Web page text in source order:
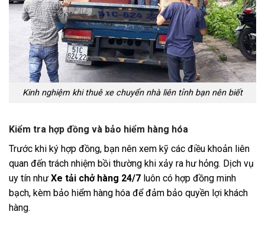
Kinh nghiệm khi thuê xe chuyển nhà liên tỉnh bạn nên biết
Kiểm tra hợp đồng và bảo hiểm hàng hóa
Trước khi ký hợp đồng, bạn nên xem kỹ các điều khoản liên
quan đến trách nhiệm bồi thường khi xảy ra hư hỏng. Dịch vụ
uy tín như Xe tải chở hàng 24/7 luôn có hợp đồng minh
bạch, kèm bảo hiểm hàng hóa để đảm bảo quyền lợi khách
hàng.